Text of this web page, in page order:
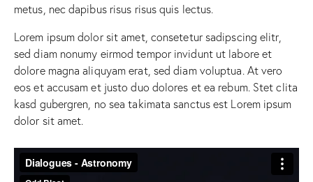
metus, nec dapibus risus risus quis lectus.
Lorem ipsum dolor sit amet, consetetur sadipscing elitr,
sed diam nonumy eirmod tempor invidunt ut labore et
dolore magna aliquyam erat, sed diam voluptua. At vero
eos et accusam et justo duo dolores et ea rebum. Stet clita
kasd gubergren, no sea takimata sanctus est Lorem ipsum
dolor sit amet.